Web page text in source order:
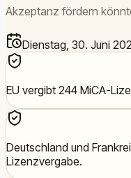
Akzeptanz fördern
Dienstag, 30. Juni
EU vergibt 244 MiCA-
Deutschland und
Lizenzvergabe.